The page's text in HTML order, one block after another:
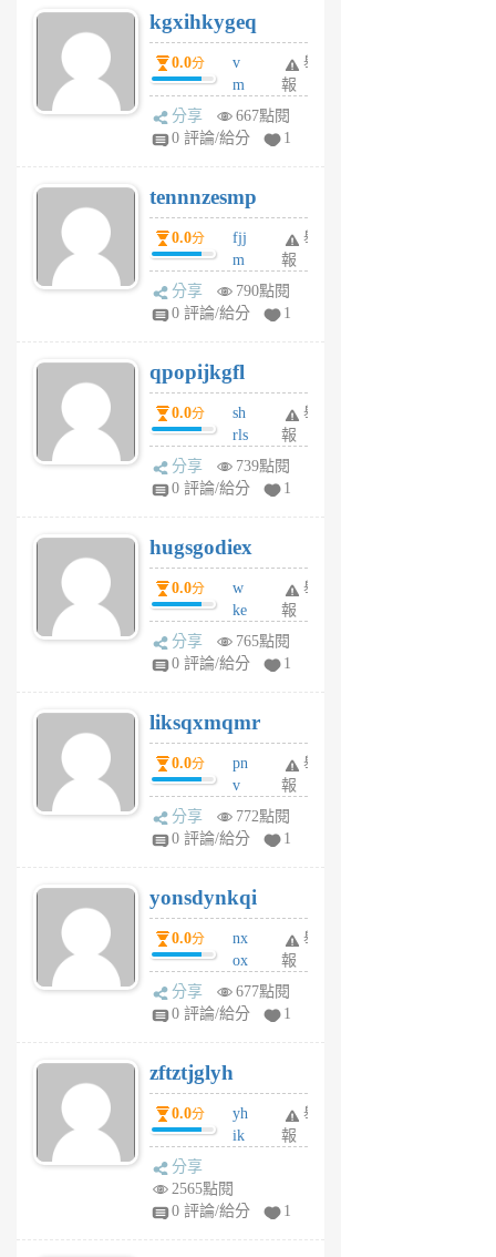
6
個
月
前
kgxihkygeq
0.0分
v
m
sg
sr
6
個
月
前
舉
報
分享
667點閱
0 評論/給分
1
tennnzesmp
0.0分
fjj
m
w
rs
6
個
月
前
舉
報
分享
790點閱
0 評論/給分
1
qpopijkgfl
0.0分
sh
rls
k
m
6
個
月
前
舉
報
分享
739點閱
0 評論/給分
1
hugsgodiex
0.0分
w
ke
rv
pj
6
個
月
前
舉
報
分享
765點閱
0 評論/給分
1
liksqxmqmr
0.0分
pn
v
wt
sv
6
個
月
前
舉
報
分享
772點閱
0 評論/給分
1
yonsdynkqi
0.0分
nx
ox
rh
pe
月
前
舉
報
分享
677點閱
0 評論/給分
1
zftztjglyh
0.0分
yh
ik
tu
舉
報
分享
2565點閱
0 評論/給分
1